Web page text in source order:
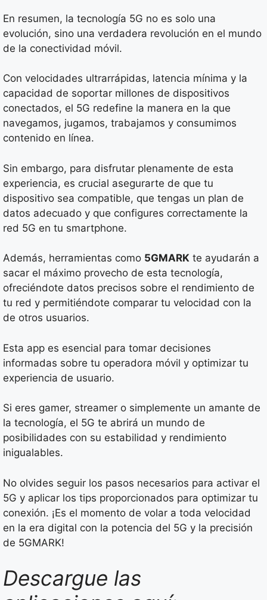
En resumen, la tecnología 5G no es solo una
evolución, sino una verdadera revolución en el mundo
de la conectividad móvil.
Con velocidades ultrarrápidas, latencia mínima y la
capacidad de soportar millones de dispositivos
conectados, el 5G redefine la manera en la que
navegamos, jugamos, trabajamos y consumimos
contenido en línea.
Sin embargo, para disfrutar plenamente de esta
experiencia, es crucial asegurarte de que tu
dispositivo sea compatible, que tengas un plan de
datos adecuado y que configures correctamente la
red 5G en tu smartphone.
Además, herramientas como 5GMARK te ayudarán a
sacar el máximo provecho de esta tecnología,
ofreciéndote datos precisos sobre el rendimiento de
tu red y permitiéndote comparar tu velocidad con la
de otros usuarios.
Esta app es esencial para tomar decisiones
informadas sobre tu operadora móvil y optimizar tu
experiencia de usuario.
Si eres gamer, streamer o simplemente un amante de
la tecnología, el 5G te abrirá un mundo de
posibilidades con su estabilidad y rendimiento
inigualables.
No olvides seguir los pasos necesarios para activar el
5G y aplicar los tips proporcionados para optimizar tu
conexión. ¡Es el momento de volar a toda velocidad
en la era digital con la potencia del 5G y la precisión
de 5GMARK!
Descargue las